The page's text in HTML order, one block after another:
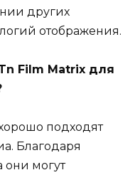
других
отображения.
Film Matrix для
подходят
Благодаря
они могут